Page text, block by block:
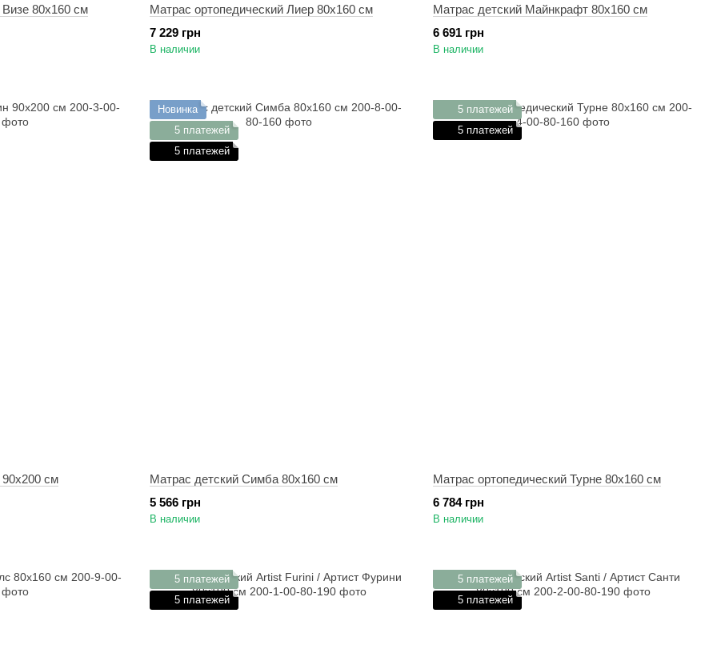
80х160 см
Матрас ортопедический Лиер 80х160 см
7 229 грн
В наличии
Матрас детский Майнкрафт 80х160 см
6 691 грн
В наличии
см
Новинка
5 платежей
5 платежей
Матрас детский Симба 80х160 см
5 566 грн
В наличии
5 платежей
5 платежей
Матрас ортопедический Турне 80х160 см
6 784 грн
В наличии
5 платежей
5 платежей
5 платежей
5 платежей